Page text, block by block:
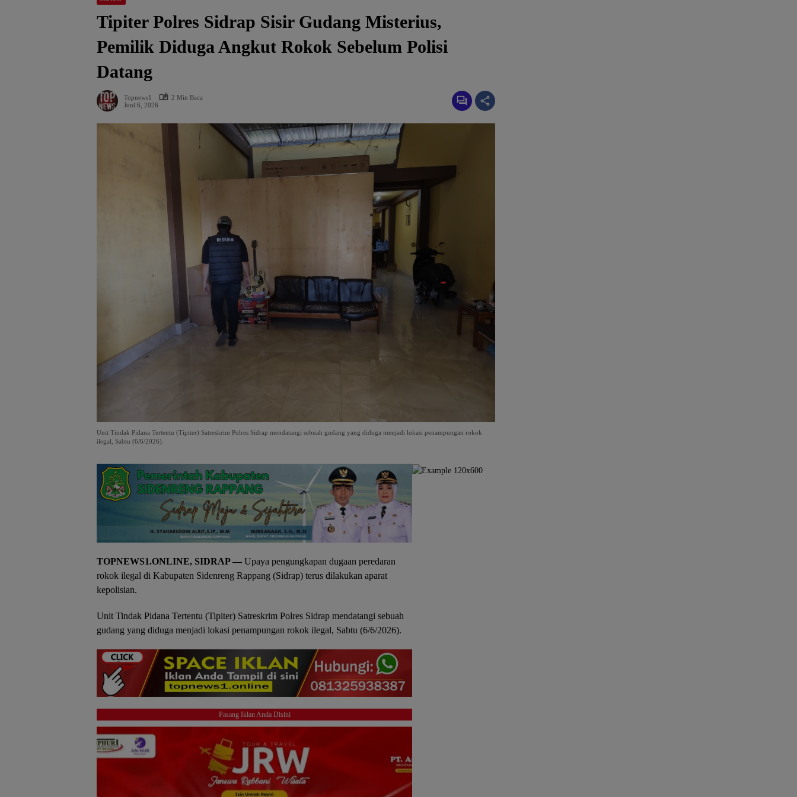
Tipiter Polres Sidrap Sisir Gudang Misterius,
Pemilik Diduga Angkut Rokok Sebelum Polisi
Datang
Topnews1
2 Min Baca
Juni 6, 2026
Unit Tindak Pidana Tertentu (Tipiter) Satreskrim Polres Sidrap mendatangi sebuah gudang yang diduga menjadi lokasi penampungan rokok
ilegal, Sabtu (6/6/2026).
TOPNEWS1.ONLINE, SIDRAP — Upaya pengungkapan dugaan peredaran
rokok ilegal di Kabupaten Sidenreng Rappang (Sidrap) terus dilakukan aparat
kepolisian.
Unit Tindak Pidana Tertentu (Tipiter) Satreskrim Polres Sidrap mendatangi sebuah
gudang yang diduga menjadi lokasi penampungan rokok ilegal, Sabtu (6/6/2026).
Pasang Iklan Anda Disini